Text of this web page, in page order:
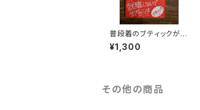
普段着のブティックがで
きた（就職しないで生き
るには）
¥1,300
その他の商品